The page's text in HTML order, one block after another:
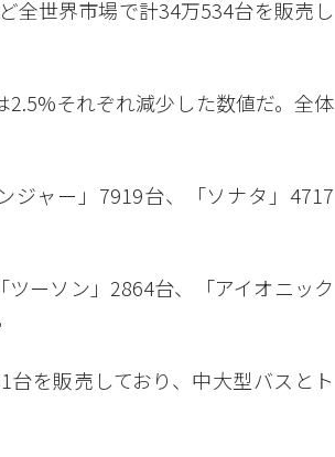
全世界市場で計34万534台を販売し
それぞれ減少した数値だ。全体
ジャー」7919台、「ソナタ」4717
ーソン」2864台、「アイオニック
を販売しており、中大型バスとト